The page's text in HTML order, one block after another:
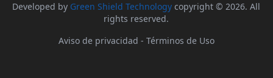
Developed by Green Shield Technology copyright © 2026. All
rights reserved.
Aviso de privacidad - Términos de Uso